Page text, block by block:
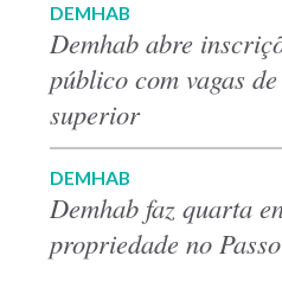
DEMHAB
Demhab abre
público com vagas
superior
DEMHAB
Demhab faz quarta
propriedade no